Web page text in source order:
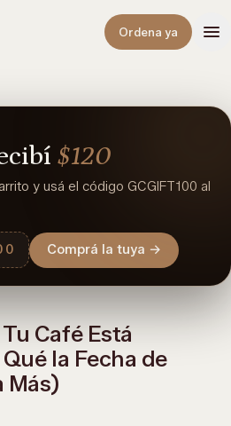
Ordena ya
$120
y usá el código GCGIFT100 al
Comprá la tuya →
Café Está
la Fecha de
Más)